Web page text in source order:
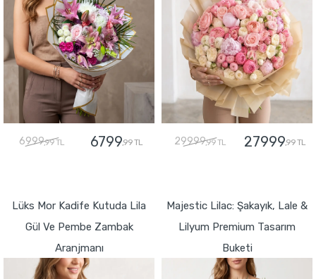
6999,99 TL 6799,99 TL 29999,99 TL 27999,99 TL
Lüks Mor Kadife Kutuda Lila
Gül Ve Pembe Zambak
Aranjmanı
Majestic Lilac: Şakayık, Lale &
Lilyum Premium Tasarım
Buketi